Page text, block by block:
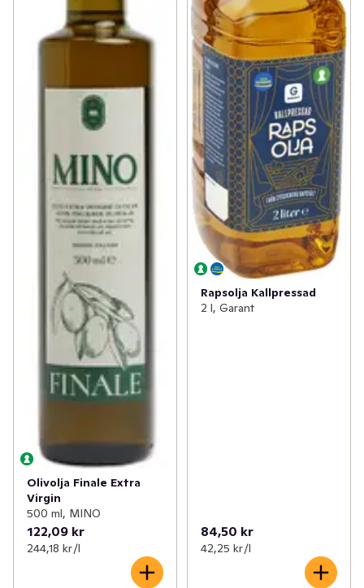
Olivolja Finale Extra
Virgin
500 ml, MINO
122,09 kr
244,18 kr /l
Rapsolja Kallpressad
2 l, Garant
84,50 kr
42,25 kr /l